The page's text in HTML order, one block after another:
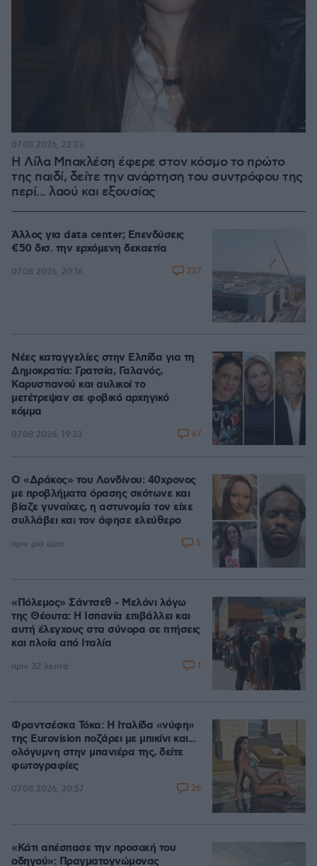
Η Λίλα Μπακλέση έφερε στον κόσμο το πρώτο
της παιδί, δείτε την ανάρτηση του συντρόφου της
περί... λαού και εξουσίας
07.08.2026, 22:23
Άλλος για data center; Επενδύσεις
€50 δισ. την ερχόμενη δεκαετία
07.08.2026, 20:16 227
Νέες καταγγελίες στην Ελπίδα για τη
Δημοκρατία: Γρατσία, Γαλανός,
Καρυστιανού και αυλικοί το
μετέτρεψαν σε φοβικό αρχηγικό
κόμμα
07.08.2026, 19:33 67
Ο «Δράκος» του Λονδίνου: 40χρονος
με προβλήματα όρασης σκότωνε και
βίαζε γυναίκες, η αστυνομία τον είχε
συλλάβει και τον άφησε ελεύθερο
πριν μία ώρα 5
«Πόλεμος» Σάντσεθ - Μελόνι λόγω
της Θέουτα: Η Ισπανία επιβάλλει και
αυτή έλεγχους στα σύνορα σε πτήσεις
και πλοία από Ιταλία
πριν 32 λεπτά 1
Φραντσέσκα Τόκα: Η Ιταλίδα «νύφη»
της Eurovision ποζάρει με μπικίνι και...
ολόγυμνη στην μπανιέρα της, δείτε
φωτογραφίες
07.08.2026, 20:57 26
«Κάτι απέσπασε την προσοχή του
οδηγού»: Πραγματογνώμονας